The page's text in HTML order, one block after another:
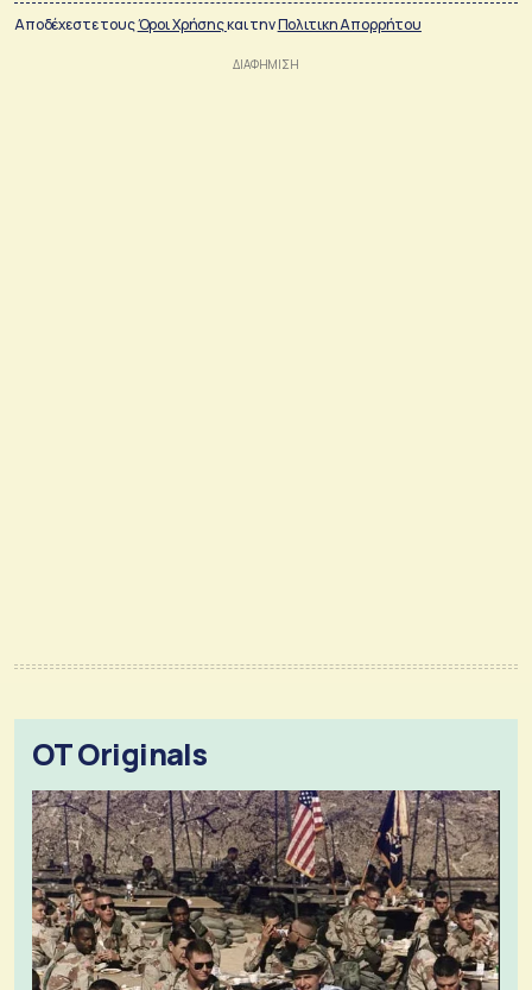
Αποδέχεστε τουςΌροι Χρήσηςκαι τηνΠολιτικη Απορρήτου
OT Originals